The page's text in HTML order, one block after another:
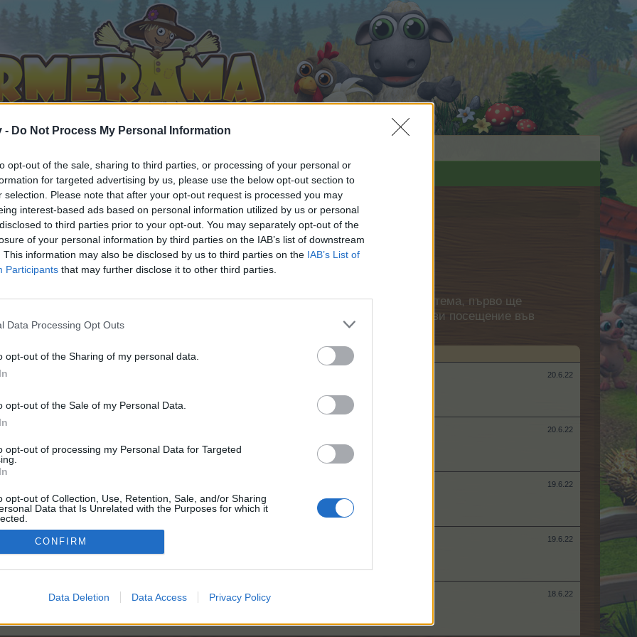
- Do Not Process My Personal Information
opt-out of the sale, sharing to third parties, or processing of your personal or
for targeted advertising by us, please use the below opt-out section to
selection. Please note that after your opt-out request is processed you may
interest-based ads based on personal information utilized by us or personal
to third parties prior to your opt-out. You may separately opt-out of the
of your personal information by third parties on the IAB’s list of downstream
This information may also be disclosed by us to third parties on the IAB’s List of
Participants that may further disclose it to other third parties.
Data Processing Opt Outs
opt-out of the Sharing of my personal data.
opt-out of the Sale of my Personal Data.
opt-out of processing my Personal Data for Targeted
opt-out of Collection, Use, Retention, Sale, and/or Sharing
Data that Is Unrelated with the Purposes for which it
CONFIRM
Data Deletion Data Access Privacy Policy
Пица парти
и да участвате в дискусиите, или искате да започнете своя собствена тема, първо ще
се, ако нямате собствен акаунт. Ние очакваме с нетърпение следващото ви посещение във
20.6.22
3,300
20.6.22
19.6.22
950
19.6.22
18.6.22